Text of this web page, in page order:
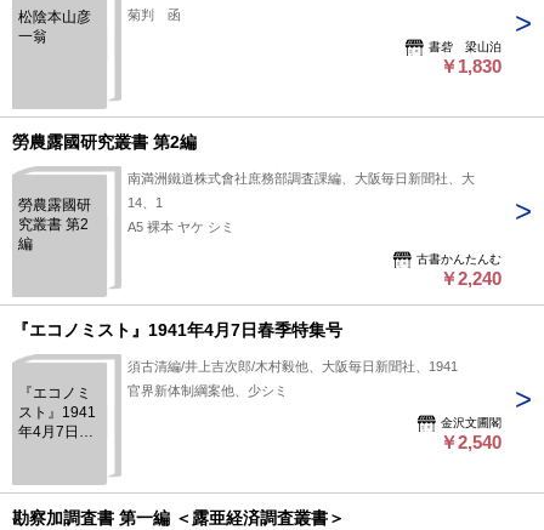
松陰本山彦
一翁
菊判 函
書砦 梁山泊
￥1,830
勞農露國研究叢書 第2編
勞農露國研
究叢書 第2
編
南満洲鐵道株式會社庶務部調査課編、大阪毎日新聞社、大
14、1
A5 裸本 ヤケ シミ
古書かんたんむ
￥2,240
『エコノミスト』1941年4月7日春季特集号
『エコノミ
スト』1941
年4月7日春
須古清編/井上吉次郎/木村毅他、大阪毎日新聞社、1941
官界新体制綱案他、少シミ
金沢文圃閣
￥2,540
勘察加調査書 第一編 ＜露亜経済調査叢書＞